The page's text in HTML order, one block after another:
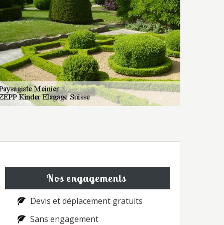
Nos engagements
Devis et déplacement gratuits
Sans engagement